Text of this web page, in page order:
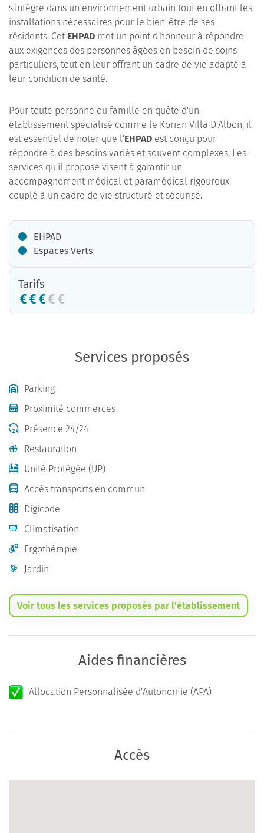
s'intègre dans un environnement urbain tout en offrant les
installations nécessaires pour le bien-être de ses
résidents. Cet EHPAD met un point d'honneur à répondre
aux exigences des personnes âgées en besoin de soins
particuliers, tout en leur offrant un cadre de vie adapté à
leur condition de santé.
Pour toute personne ou famille en quête d'un
établissement spécialisé comme le Korian Villa D'Albon, il
est essentiel de noter que l'EHPAD est conçu pour
répondre à des besoins variés et souvent complexes. Les
services qu'il propose visent à garantir un
accompagnement médical et paramédical rigoureux,
couplé à un cadre de vie structuré et sécurisé.
EHPAD
Espaces Verts
Tarifs
Services proposés
Parking
Proximité commerces
Présence 24/24
Restauration
Unité Protégée (UP)
Accès transports en commun
Digicode
Climatisation
Ergothérapie
Jardin
Voir tous les services proposés par l’établissement
Aides financières
Allocation Personnalisée d'Autonomie (APA)
Accès